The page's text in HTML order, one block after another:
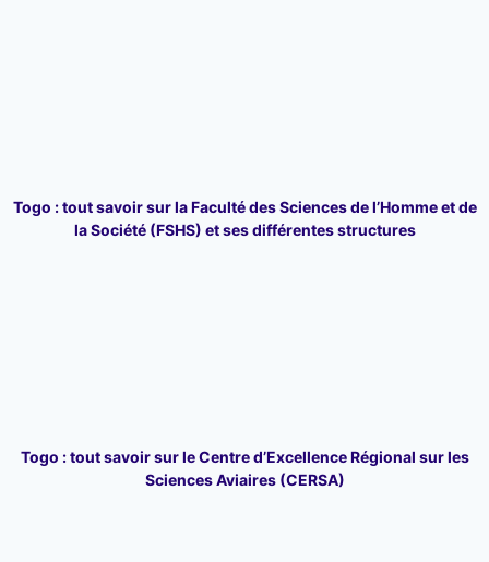
Togo : tout savoir sur la Faculté des Sciences de l’Homme et de
la Société (FSHS) et ses différentes structures
Togo : tout savoir sur le Centre d’Excellence Régional sur les
Sciences Aviaires (CERSA)